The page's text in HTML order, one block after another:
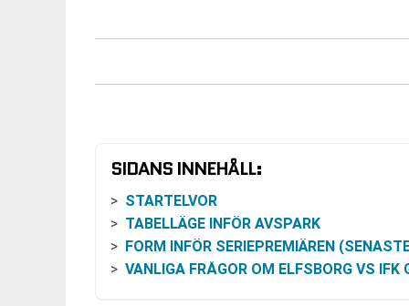
SIDANS INNEHÅLL:
STARTELVOR
TABELLÄGE INFÖR AVSPARK
FORM INFÖR SERIEPREMIÄREN (SENASTE TÄVLINGSMATCHER I ALLSVENSKAN
VANLIGA FRÅGOR OM ELFSBORG VS IFK